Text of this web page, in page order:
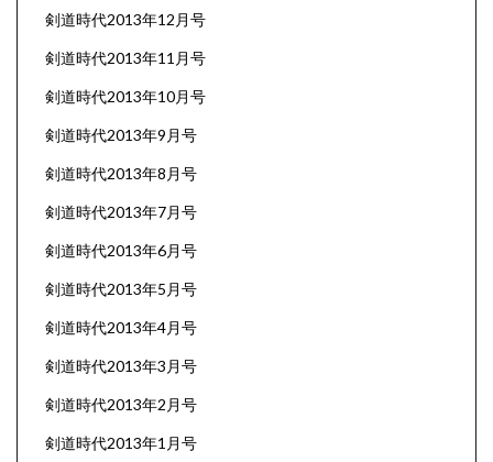
剣道時代2013年12月号
剣道時代2013年11月号
剣道時代2013年10月号
剣道時代2013年9月号
剣道時代2013年8月号
剣道時代2013年7月号
剣道時代2013年6月号
剣道時代2013年5月号
剣道時代2013年4月号
剣道時代2013年3月号
剣道時代2013年2月号
剣道時代2013年1月号